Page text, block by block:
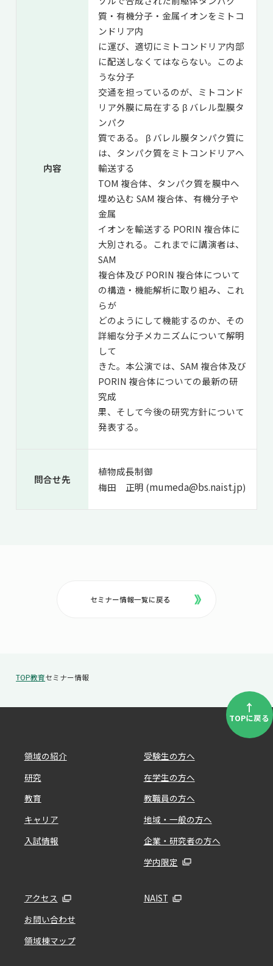
内容
質・有機分子・金属イオンをミトコ
ンドリア内
に運び、適切にミトコンドリア内部
に配送しなくてはならない。このよ
うな分子
交通を担っているのが、ミトコンド
リア外膜に局在する β バレル型膜タ
ンパク
質である。 β バレル膜タンパク質に
は、タンパク質をミトコンドリアへ
輸送する
TOM 複合体、タンパク質を膜中へ
埋め込む SAM 複合体、有機分子や
金属
イオンを輸送する PORIN 複合体に
大別される。これまでに講演者は、
SAM
複合体及び PORIN 複合体について
の構造・機能解析に取り組み、これ
らが
どのようにして機能するのか、その
詳細な分子メカニズムについて解明
して
きた。本公演では、SAM 複合体及び
PORIN 複合体についての最新の研
究成
果、そして今後の研究方針について
発表する。
問合せ先
植物成長制御
梅田 正明 (mumeda@bs.naist.jp)
セミナー情報一覧に戻る
TOP教育セミナー情報
↑
TOPに戻る
領域の紹介
研究
教育
キャリア
入試情報
受験生の方へ
在学生の方へ
教職員の方へ
地域・一般の方へ
企業・研究者の方へ
学内限定
アクセス
お問い合わせ
領域棟マップ
NAIST